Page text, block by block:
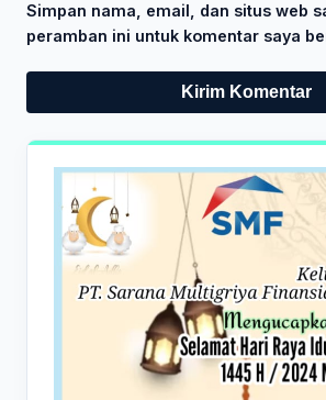
Simpan nama, email, dan situs web
peramban ini untuk komentar saya